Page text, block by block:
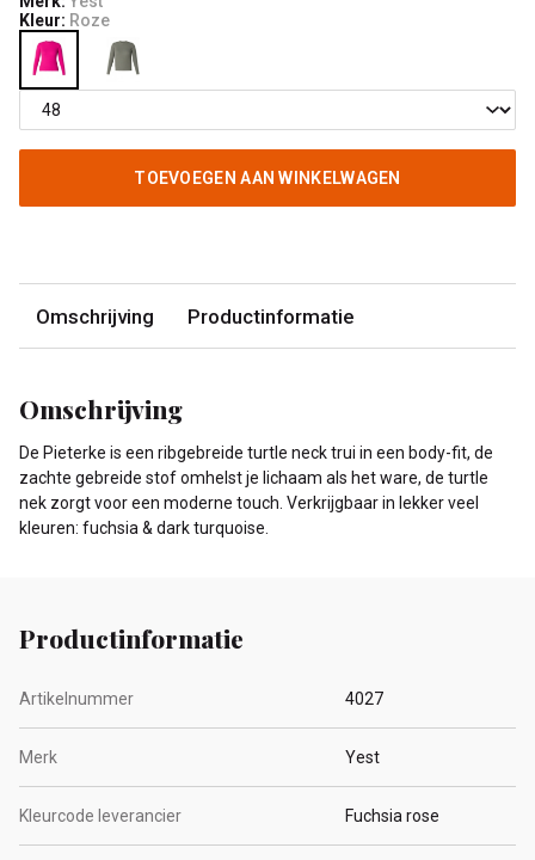
Kleur: Roze
TOEVOEGEN AAN WINKELWAGEN
Omschrijving Productinformatie
Omschrijving
De Pieterke is een ribgebreide turtle neck trui in een body-fit, de
zachte gebreide stof omhelst je lichaam als het ware, de turtle
nek zorgt voor een moderne touch. Verkrijgbaar in lekker veel
kleuren: fuchsia & dark turquoise.
Productinformatie
Artikelnummer 4027
Merk Yest
Kleurcode leverancier Fuchsia rose